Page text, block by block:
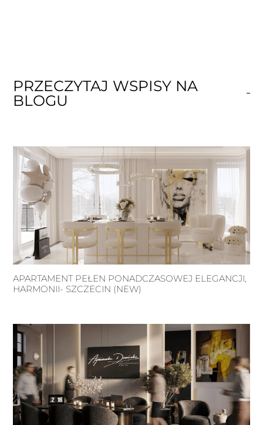
PRZECZYTAJ WSPISY NA
BLOGU
APARTAMENT PEŁEN PONADCZASOWEJ ELEGANCJI,
HARMONII- SZCZECIN (NEW)